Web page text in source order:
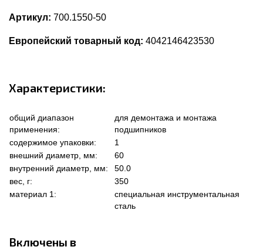
Артикул: 700.1550-50
Европейский товарный код: 4042146423530
Характеристики:
общий диапазон
применения:
для демонтажа и монтажа
подшипников
содержимое упаковки:
1
внешний диаметр, мм:
60
внутренний диаметр, мм:
50.0
вес, г:
350
материал 1:
специальная инструментальная
сталь
Включены в